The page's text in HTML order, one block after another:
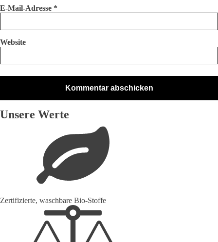
E-Mail-Adresse *
Website
Unsere Werte
Zertifizierte, waschbare Bio-Stoffe